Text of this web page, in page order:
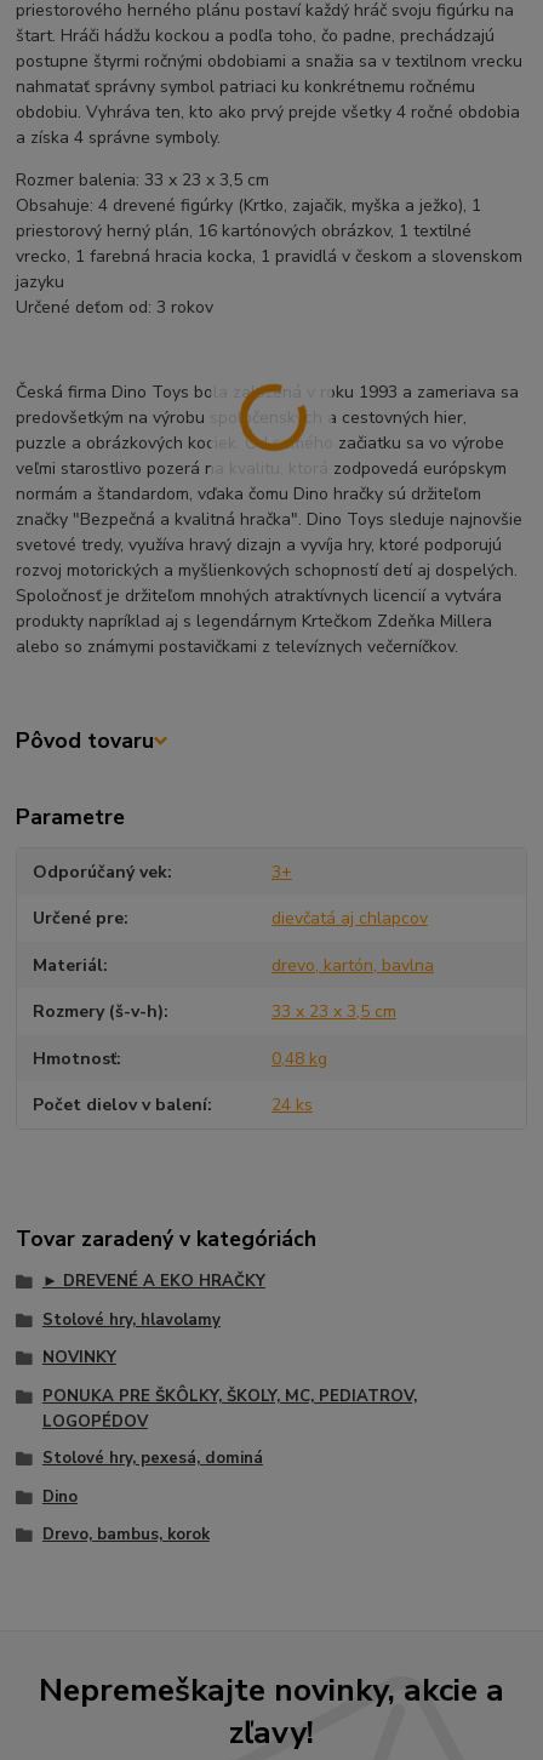
priestorového herného plánu postaví každý hráč svoju figúrku na
štart. Hráči hádžu kockou a podľa toho, čo padne, prechádzajú
postupne štyrmi ročnými obdobiami a snažia sa v textilnom vrecku
nahmatať správny symbol patriaci ku konkrétnemu ročnému
obdobiu. Vyhráva ten, kto ako prvý prejde všetky 4 ročné obdobia
a získa 4 správne symboly.
Rozmer balenia: 33 x 23 x 3,5 cm
Obsahuje: 4 drevené figúrky (Krtko, zajačik, myška a ježko), 1
priestorový herný plán, 16 kartónových obrázkov, 1 textilné
vrecko, 1 farebná hracia kocka, 1 pravidlá v českom a slovenskom
jazyku
Určené deťom od: 3 rokov
Česká firma Dino Toys bola založená v roku 1993 a zameriava sa
predovšetkým na výrobu spoločenských a cestovných hier,
puzzle a obrázkových kociek. Od samého začiatku sa vo výrobe
veľmi starostlivo pozerá na kvalitu, ktorá zodpovedá európskym
normám a štandardom, vďaka čomu Dino hračky sú držiteľom
značky "Bezpečná a kvalitná hračka". Dino Toys sleduje najnovšie
svetové tredy, využíva hravý dizajn a vyvíja hry, ktoré podporujú
rozvoj motorických a myšlienkových schopností detí aj dospelých.
Spoločnosť je držiteľom mnohých atraktívnych licencií a vytvára
produkty napríklad aj s legendárnym Krtečkom Zdeňka Millera
alebo so známymi postavičkami z televíznych večerníčkov.
Pôvod tovaru
Parametre
Odporúčaný vek 3+
Určené pre dievčatá aj chlapcov
Materiál drevo, kartón, bavlna
Rozmery (š-v-h) 33 x 23 x 3,5 cm
Hmotnosť 0,48 kg
Počet dielov v balení 24 ks
Tovar zaradený v kategóriách
► DREVENÉ A EKO HRAČKY
Stolové hry, hlavolamy
NOVINKY
PONUKA PRE ŠKÔLKY, ŠKOLY, MC, PEDIATROV,
LOGOPÉDOV
Stolové hry, pexesá, dominá
Dino
Drevo, bambus, korok
Nepremeškajte novinky, akcie a
zľavy!